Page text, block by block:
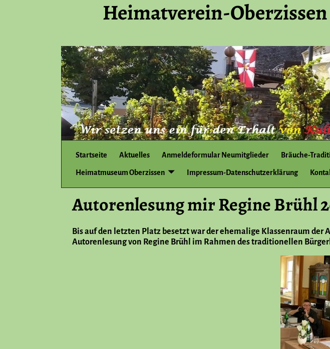
Heimatverein-Oberzissen
Startseite Aktuelles Anmeldeformular Neumitglieder Bräuche-
Heimatmuseum Oberzissen Impressum-Datenschutzerklärung
Autorenlesung mir Regine Brühl
Bis auf den letzten Platz besetzt war der ehemalige Klassenraum der
Autorenlesung von Regine Brühl im Rahmen des traditionellen